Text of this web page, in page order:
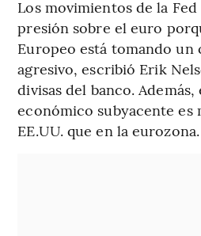
Los movimientos de la
presión sobre el euro
Europeo está tomando un
agresivo, escribió Erik
divisas del banco.
económico subyacente es
EE.UU. que en la eurozona.